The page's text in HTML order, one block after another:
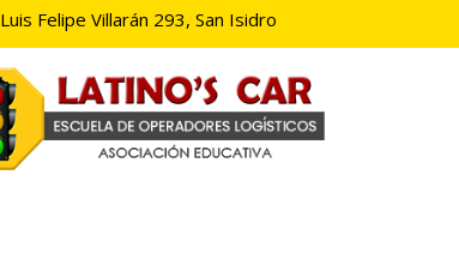
Luis Felipe Villarán 293, San Isidro